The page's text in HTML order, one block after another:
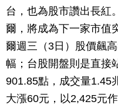
台，也為股市讚出長紅
爾，將成為下一家市值
爾週三（3日）股價飆
幅；台股開盤則是直接
901.85點，成交量1.45
大漲60元，以2,425元作